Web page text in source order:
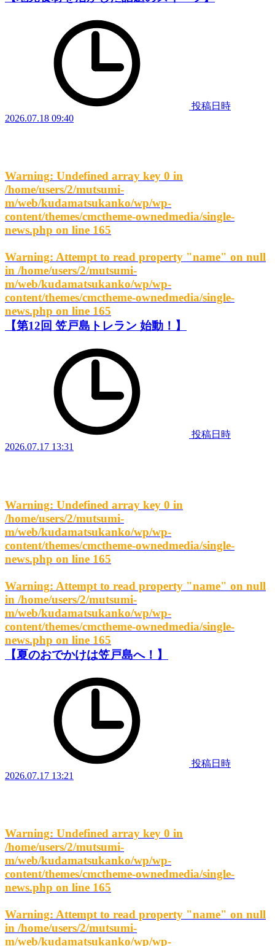
投稿日時
2026.07.18 09:40
Warning: Undefined array key 0 in
/home/users/2/mutsumi-
m/web/kudamatsukanko/wp/wp-
content/themes/cmctheme-ownedmedia/single-
news.php on line 165
Warning: Attempt to read property "name" on null
in /home/users/2/mutsumi-
m/web/kudamatsukanko/wp/wp-
content/themes/cmctheme-ownedmedia/single-
news.php on line 165
【第12回 笠戸島トレラン 始動！】
投稿日時
2026.07.17 13:31
Warning: Undefined array key 0 in
/home/users/2/mutsumi-
m/web/kudamatsukanko/wp/wp-
content/themes/cmctheme-ownedmedia/single-
news.php on line 165
Warning: Attempt to read property "name" on null
in /home/users/2/mutsumi-
m/web/kudamatsukanko/wp/wp-
content/themes/cmctheme-ownedmedia/single-
news.php on line 165
【夏のおでかけは笠戸島へ！】
投稿日時
2026.07.17 13:21
Warning: Undefined array key 0 in
/home/users/2/mutsumi-
m/web/kudamatsukanko/wp/wp-
content/themes/cmctheme-ownedmedia/single-
news.php on line 165
Warning: Attempt to read property "name" on null
in /home/users/2/mutsumi-
m/web/kudamatsukanko/wp/wp-